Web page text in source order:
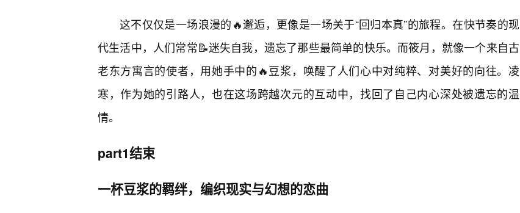
这不仅仅是一场浪漫的🔥邂逅，更像是一场关于“回归本真”的旅程。在快节奏的现
代生活中，人们常常📝迷失自我，遗忘了那些最简单的快乐。而筱月，就像一个来自古
老东方寓言的使者，用她手中的🔥豆浆，唤醒了人们心中对纯粹、对美好的向往。凌
寒，作为她的引路人，也在这场跨越次元的互动中，找回了自己内心深处被遗忘的温
情。
part1结束
一杯豆浆的羁绊，编织现实与幻想的恋曲